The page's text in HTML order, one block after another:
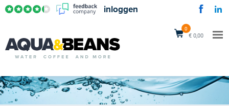
0
€ 0,00
inloggen